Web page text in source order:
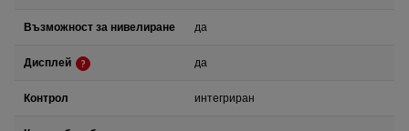
Възможност за нивелиране да
Дисплей да
Контрол интегриран